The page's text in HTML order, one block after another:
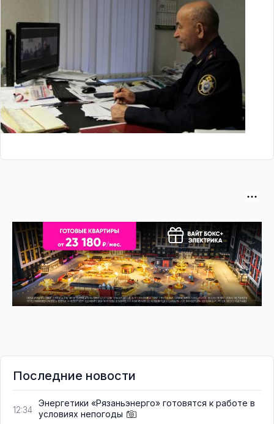
Последние новости
12:34
Энергетики «Рязаньэнерго» готовятся к работе в
условиях непогоды